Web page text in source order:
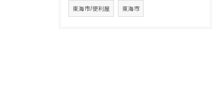
東海市/便利屋 東海市